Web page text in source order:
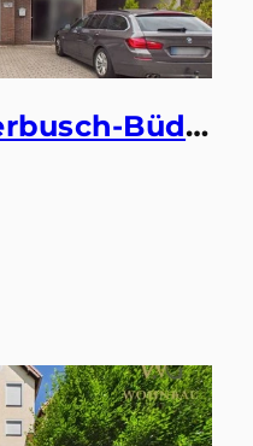
WOHNBAU: Meerbusch-Büderich: Ihr Lieblingsplatz wartet auf der großen Sonnenterrasse